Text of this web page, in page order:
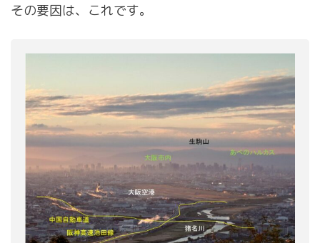
その要因は、これです。